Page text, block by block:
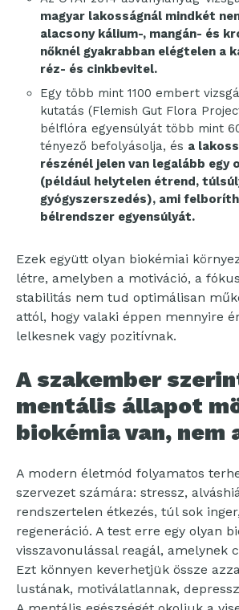
magyar lakosságnál mindkét
alacsony kálium-, mangán- és
nőknél gyakrabban elégtelen a
réz- és cinkbevitel.
Egy több mint 1100 embert
kutatás (Flemish Gut Flora
bélflóra egyensúlyát több mint
tényező befolyásolja, és a
részénél jelen van legalább egy
(például helytelen étrend,
gyógyszerszedés), ami
bélrendszer egyensúlyát.
Ezek együtt olyan biokémiai
létre, amelyben a motiváció, a
stabilitás nem tud optimálisan
attól, hogy valaki éppen mennyire
lelkesnek vagy pozitívnak.
A szakember
mentális állapot
biokémia van, nem
A modern életmód folyamatos
szervezet számára: stressz,
rendszertelen étkezés, túl sok
regeneráció. A test erre egy olyan
visszavonulással reagál, amelynek
Ezt könnyen keverhetjük össze
lustának, motiválatlannak,